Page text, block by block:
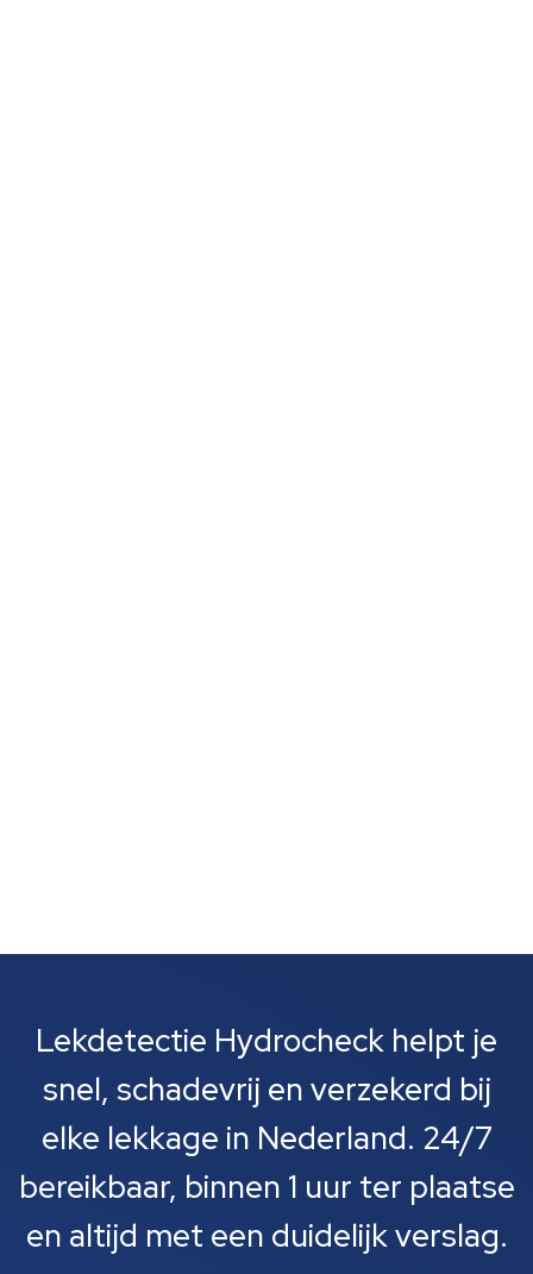
Lekdetectie Hydrocheck helpt je
snel, schadevrij en verzekerd bij
elke lekkage in Nederland. 24/7
bereikbaar, binnen 1 uur ter plaatse
en altijd met een duidelijk verslag.